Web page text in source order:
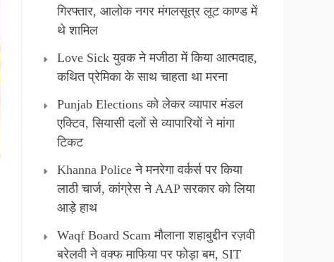
गिरफ्तार, आलोक नगर मंगलसूत्र लूट काण्‍ड में
थे शामिल
Love Sick युवक ने मजीठा में किया आत्मदाह,
कथित प्रेमिका के साथ चाहता था मरना
Punjab Elections को लेकर व्यापार मंडल
एक्टिव, सियासी दलों से व्यापारियों ने मांगा
टिकट
Khanna Police ने मनरेगा वर्कर्स पर किया
लाठी चार्ज, कांग्रेस ने AAP सरकार को लिया
आड़े हाथ
Waqf Board Scam मौलाना शहाबुद्दीन रज़वी
बरेलवी ने वक्फ माफिया पर फोड़ा बम, SIT